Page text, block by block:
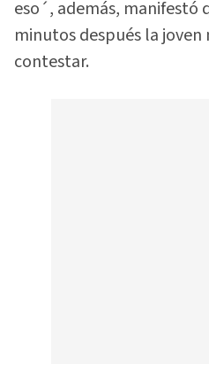
eso´, además, manifestó
minutos después la joven
contestar.